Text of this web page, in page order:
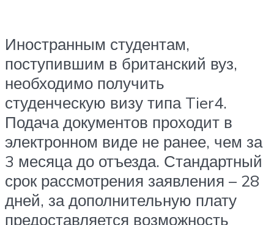
Иностранным студентам,
поступившим в британский вуз,
необходимо получить
студенческую визу типа Tier4.
Подача документов проходит в
электронном виде не ранее, чем за
3 месяца до отъезда. Стандартный
срок рассмотрения заявления – 28
дней, за дополнительную плату
предоставляется возможность